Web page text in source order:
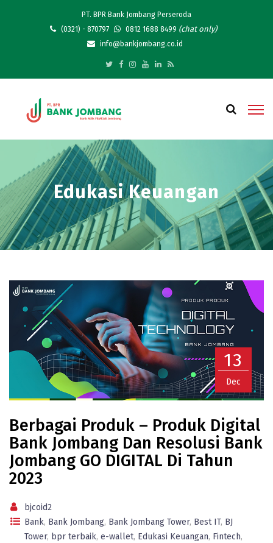
PT. BPR Bank Jombang Perseroda
(0321) - 870797
0812 1688 8499 (chat only)
info@bankjombang.co.id
Edukasi Keuangan
13
Dec
Berbagai Produk – Produk Digital
Bank Jombang Dan Resolusi Bank
Jombang GO DIGITAL Di Tahun
2023
bjcoid2
Bank, Bank Jombang, Bank Jombang Tower, Best IT, BJ
Tower, bpr terbaik, e-wallet, Edukasi Keuangan, Fintech,